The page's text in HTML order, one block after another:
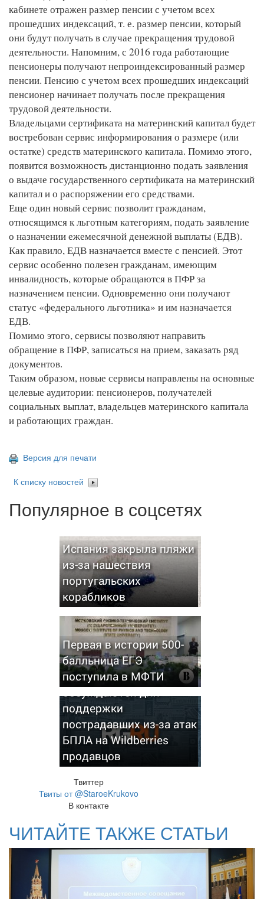
кабинете отражен размер пенсии с учетом всех
прошедших индексаций, т. е. размер пенсии, который
они будут получать в случае прекращения трудовой
деятельности. Напомним, с 2016 года работающие
пенсионеры получают непроиндексированный размер
пенсии. Пенсию с учетом всех прошедших индексаций
пенсионер начинает получать после прекращения
трудовой деятельности.
Владельцами сертификата на материнский капитал будет
востребован сервис информирования о размере (или
остатке) средств материнского капитала. Помимо этого,
появится возможность дистанционно подать заявления
о выдаче государственного сертификата на материнский
капитал и о распоряжении его средствами.
Еще один новый сервис позволит гражданам,
относящимся к льготным категориям, подать заявление
о назначении ежемесячной денежной выплаты (ЕДВ).
Как правило, ЕДВ назначается вместе с пенсией. Этот
сервис особенно полезен гражданам, имеющим
инвалидность, которые обращаются в ПФР за
назначением пенсии. Одновременно они получают
статус «федерального льготника» и им назначается
ЕДВ.
Помимо этого, сервисы позволяют направить
обращение в ПФР, записаться на прием, заказать ряд
документов.
Таким образом, новые сервисы направлены на основные
целевые аудитории: пенсионеров, получателей
социальных выплат, владельцев материнского капитала
и работающих граждан.
Версия для печати
К списку новостей
Популярное в соцсетях
Испания закрыла пляжи
из-за нашествия
португальских
корабликов
Первая в истории 500-
балльница ЕГЭ
поступила в МФТИ
В Минфине рассказали,
какие меры
обсуждаются для
поддержки
пострадавших из-за атак
БПЛА на Wildberries
продавцов
Твиттер
Твиты от @StaroeKrukovo
В контакте
ЧИТАЙТЕ ТАКЖЕ СТАТЬИ